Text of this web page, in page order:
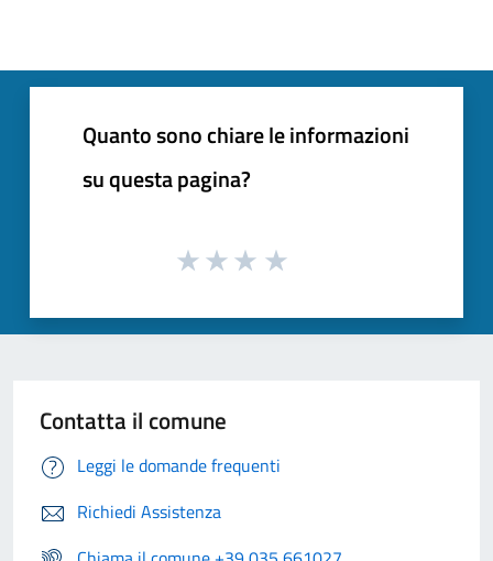
Quanto sono chiare le informazioni
su questa pagina?
Contatta il comune
Leggi le domande frequenti
Richiedi Assistenza